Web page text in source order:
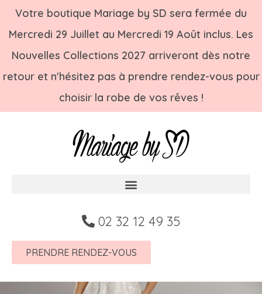
Votre boutique Mariage by SD sera fermée du
Mercredi 29 Juillet au Mercredi 19 Août inclus. Les
Nouvelles Collections 2027 arriveront dès notre
retour et n'hésitez pas à prendre rendez-vous pour
choisir la robe de vos rêves !
02 32 12 49 35
PRENDRE RENDEZ-VOUS